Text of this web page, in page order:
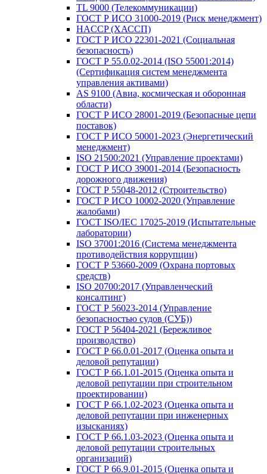
TL 9000 (Телекоммуникации)
ГОСТ Р ИСО 31000-2019 (Риск менеджмент)
HACCP (ХАССП)
ГОСТ Р ИСО 22301-2021 (Социальная
безопасность)
ГОСТ Р 55.0.02-2014 (ISO 55001:2014)
(Сертификация систем менеджмента
управления активами)
AS 9100 (Авиа, космическая и оборонная
области)
ГОСТ Р ИСО 28001-2019 (Безопасные цепи
поставок)
ГОСТ Р ИСО 50001-2023 (Энергетический
менеджмент)
ISO 21500:2021 (Управление проектами)
ГОСТ Р ИСО 39001-2014 (Безопасность
дорожного движения)
ГОСТ Р 55048-2012 (Строительство)
ГОСТ Р ИСО 10002-2020 (Управление
жалобами)
ГОСТ ISO/IEC 17025-2019 (Испытательные
лаборатории)
ISO 37001:2016 (Система менеджмента
противодействия коррупции)
ГОСТ Р 53660-2009 (Охрана портовых
средств)
ISO 20700:2017 (Управленческий
консалтинг)
ГОСТ Р 56023-2014 (Управление
безопасностью судов (СУБ))
ГОСТ Р 56404-2021 (Бережливое
производство)
ГОСТ Р 66.0.01-2017 (Оценка опыта и
деловой репутации)
ГОСТ Р 66.1.01-2015 (Оценка опыта и
деловой репутации при строительном
проектировании)
ГОСТ Р 66.1.02-2023 (Оценка опыта и
деловой репутации при инженерных
изысканиях)
ГОСТ Р 66.1.03-2023 (Оценка опыта и
деловой репутации строительных
организаций)
ГОСТ Р 66.9.01-2015 (Оценка опыта и